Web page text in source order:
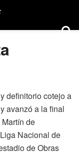
definitorio cotejo a
avanzó a la final
de
Nacional de
de Obras